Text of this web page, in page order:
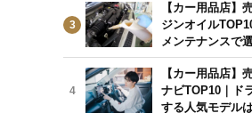
3
【カー用品店】
ジンオイル
メンテナンスで
気モデルは？【
4
【カー用品店】
ナビTOP10｜ド
する人気モデル